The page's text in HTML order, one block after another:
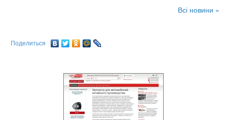
Всі новини »
Поделиться